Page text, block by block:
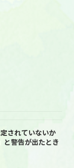
されていないか
と警告が出たとき